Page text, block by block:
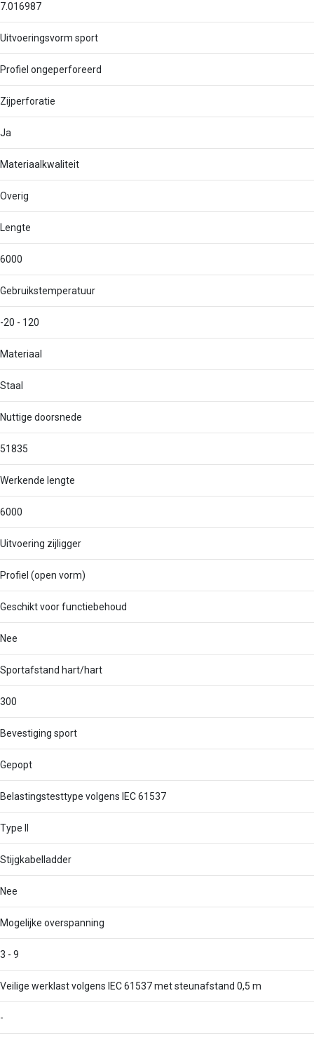
7.016987
Uitvoeringsvorm sport
Profiel ongeperforeerd
Zijperforatie
Ja
Materiaalkwaliteit
Overig
Lengte
6000
Gebruikstemperatuur
-20 - 120
Materiaal
Staal
Nuttige doorsnede
51835
Werkende lengte
6000
Uitvoering zijligger
Profiel (open vorm)
Geschikt voor functiebehoud
Nee
Sportafstand hart/hart
300
Bevestiging sport
Gepopt
Belastingstesttype volgens IEC 61537
Type II
Stijgkabelladder
Nee
Mogelijke overspanning
3 - 9
Veilige werklast volgens IEC 61537 met steunafstand 0,5 m
-